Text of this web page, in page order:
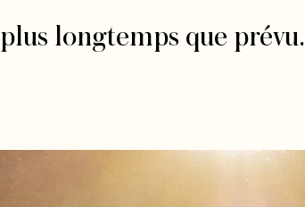
plus longtemps que prévu.